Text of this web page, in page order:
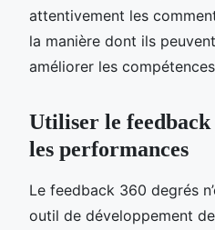
attentivement les
la manière dont ils
améliorer les
Utiliser le
les performances
Le feedback 360 degrés
outil de développement